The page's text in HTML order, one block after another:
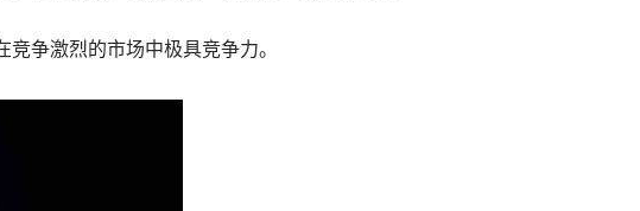
争激烈的市场中极具竞争力。